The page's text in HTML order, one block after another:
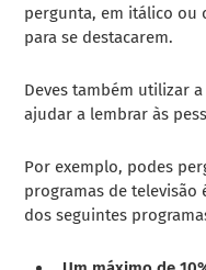
pergunta, em itálico ou
para se destacarem.
Deves também utilizar
ajudar a lembrar às
Por exemplo, podes
programas de televisão
dos seguintes